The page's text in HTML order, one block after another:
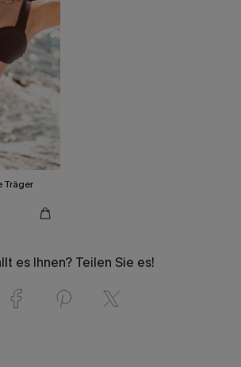
Träger
es Ihnen? Teilen Sie es!